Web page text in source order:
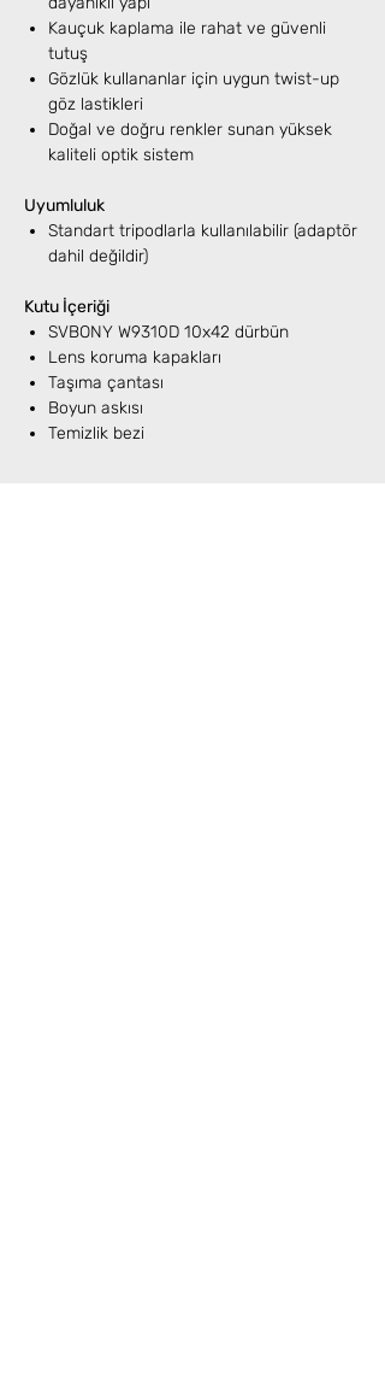
Kauçuk kaplama ile rahat ve güvenli
tutuş
Gözlük kullananlar için uygun twist-up
göz lastikleri
Doğal ve doğru renkler sunan yüksek
kaliteli optik sistem
Uyumluluk
Standart tripodlarla kullanılabilir (adaptör
dahil değildir)
Kutu İçeriği
SVBONY W9310D 10x42 dürbün
Lens koruma kapakları
Taşıma çantası
Boyun askısı
Temizlik bezi